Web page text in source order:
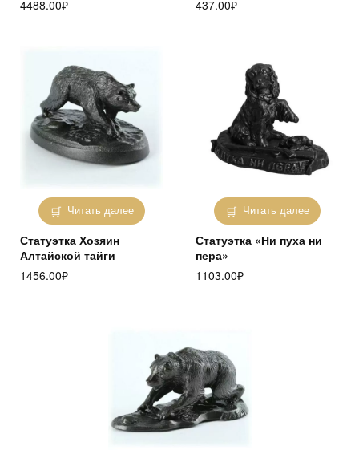
4488.00₽ 437.00₽
Читать далее
Статуэтка Хозяин
Алтайской тайги
1456.00₽
Читать далее
Статуэтка «Ни пуха ни
пера»
1103.00₽